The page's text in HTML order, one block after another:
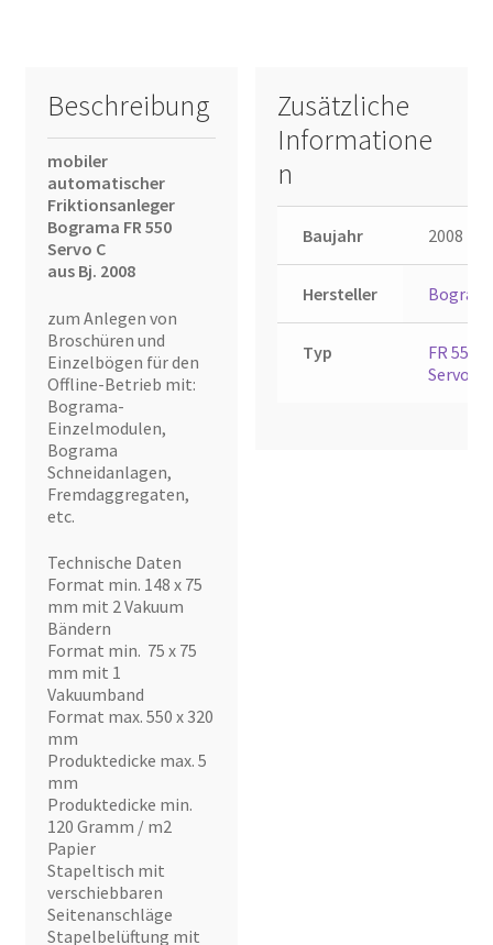
Beschreibung
mobiler
automatischer
Friktionsanleger
Bograma FR 550
Servo C
aus Bj. 2008
zum Anlegen von
Broschüren und
Einzelbögen für den
Offline-Betrieb mit:
Bograma-
Einzelmodulen,
Bograma
Schneidanlagen,
Fremdaggregaten,
etc.
Technische Daten
Format min. 148 x 75
mm mit 2 Vakuum
Bändern
Format min. 75 x 75
mm mit 1
Vakuumband
Format max. 550 x 320
mm
Produktedicke max. 5
mm
Produktedicke min.
120 Gramm / m2
Papier
Stapeltisch mit
verschiebbaren
Seitenanschläge
Stapelbelüftung mit
Zusätzliche
Informatione
n
Baujahr 2008
Hersteller
Typ
FR 550
Servo C